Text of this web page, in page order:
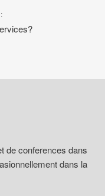
de conferences dans
dans la